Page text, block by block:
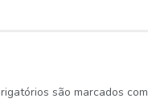
são marcados com